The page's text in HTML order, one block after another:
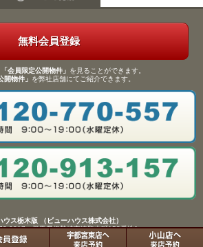
無料会員登録
「会員限定公開物件」 を見ることができます。
開物件」 を弊社店舗にてご紹介できます。
ウス栃木版 （ビューハウス株式会社）
0817 群馬県伊勢崎市連取本町158番地1
0270-61-9133／FAX：0270-61-9155